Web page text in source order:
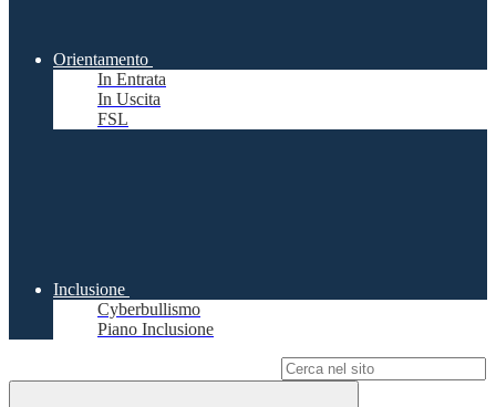
Orientamento
In Entrata
In Uscita
FSL
Inclusione
Cyberbullismo
Piano Inclusione